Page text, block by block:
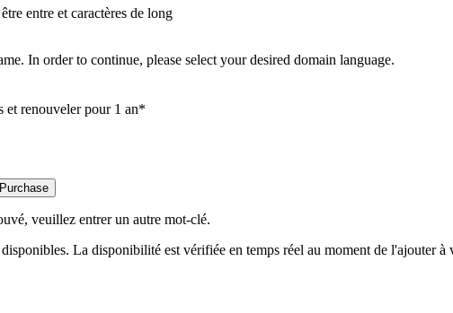
entre et caractères de long
In order to continue, please select your desired domain language.
et renouveler pour 1 an*
veuillez entrer un autre mot-clé.
La disponibilité est vérifiée en temps réel au moment de l'ajouter à